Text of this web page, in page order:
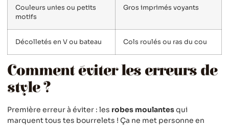
Couleurs unies ou petits
motifs
Gros imprimés voyants
Décolletés en V ou bateau Cols roulés ou ras du cou
Comment éviter les erreurs de
style ?
Première erreur à éviter : les robes moulantesqui
marquent tous tes bourrelets ! Ça ne met personne en